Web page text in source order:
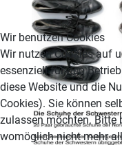
Wir benutzen Cookies
Wir nutzen Cookies auf
essenziell für den
diese Website und die
Cookies). Sie können
zulassen möchten. Bitte
womöglich nicht mehr